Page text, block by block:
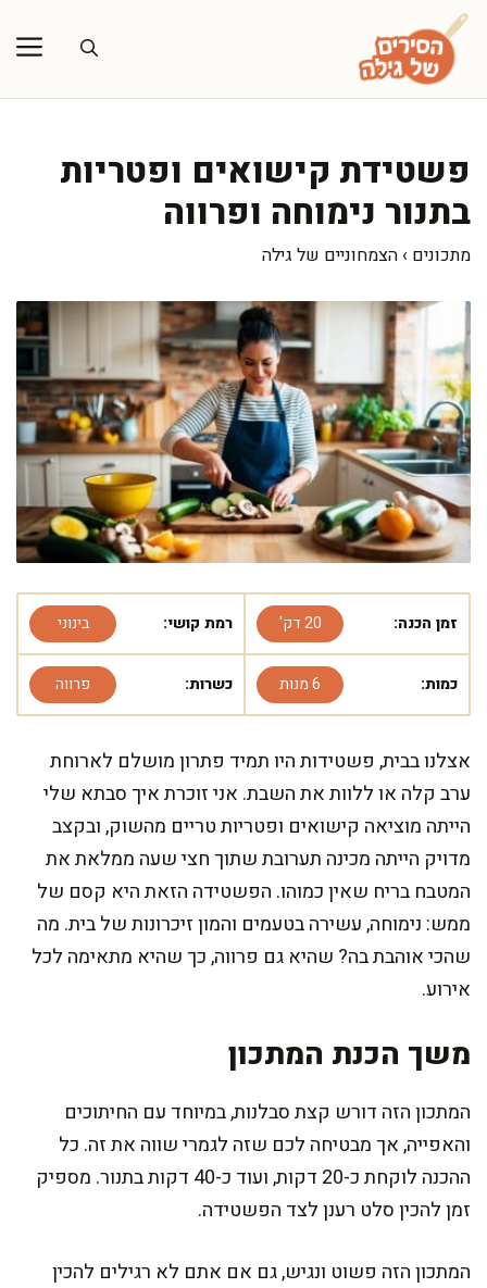
לדלג
לתוכן
פשטידת קישואים ופטריות
בתנור נימוחה ופרווה
מתכונים › הצמחוניים של גילה
זמן הכנה: 20 דק' רמת קושי: בינוני
כמות: 6 מנות כשרות: פרווה
אצלנו בבית, פשטידות היו תמיד פתרון מושלם לארוחת
ערב קלה או ללוות את השבת. אני זוכרת איך סבתא שלי
הייתה מוציאה קישואים ופטריות טריים מהשוק, ובקצב
מדויק הייתה מכינה תערובת שתוך חצי שעה ממלאת את
המטבח בריח שאין כמוהו. הפשטידה הזאת היא קסם של
ממש: נימוחה, עשירה בטעמים והמון זיכרונות של בית. מה
שהכי אוהבת בה? שהיא גם פרווה, כך שהיא מתאימה לכל
אירוע.
משך הכנת המתכון
המתכון הזה דורש קצת סבלנות, במיוחד עם החיתוכים
והאפייה, אך מבטיחה לכם שזה לגמרי שווה את זה. כל
ההכנה לוקחת כ-20 דקות, ועוד כ-40 דקות בתנור. מספיק
זמן להכין סלט רענן לצד הפשטידה.
המתכון הזה פשוט ונגיש, גם אם אתם לא רגילים להכין